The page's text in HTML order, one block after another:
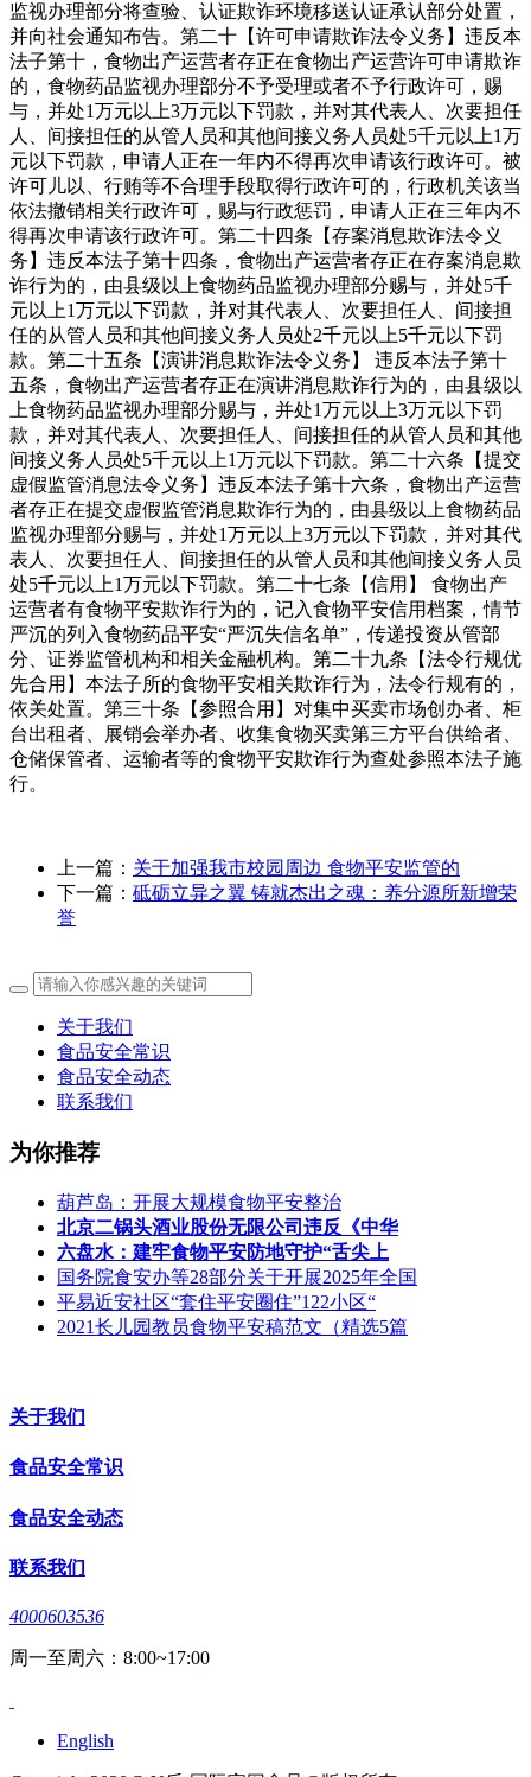
监视办理部分将查验、认证欺诈环境移送认证承认部分处置，
并向社会通知布告。第二十【许可申请欺诈法令义务】违反本
法子第十，食物出产运营者存正在食物出产运营许可申请欺诈
的，食物药品监视办理部分不予受理或者不予行政许可，赐
与，并处1万元以上3万元以下罚款，并对其代表人、次要担任
人、间接担任的从管人员和其他间接义务人员处5千元以上1万
元以下罚款，申请人正在一年内不得再次申请该行政许可。被
许可儿以、行贿等不合理手段取得行政许可的，行政机关该当
依法撤销相关行政许可，赐与行政惩罚，申请人正在三年内不
得再次申请该行政许可。第二十四条【存案消息欺诈法令义
务】违反本法子第十四条，食物出产运营者存正在存案消息欺
诈行为的，由县级以上食物药品监视办理部分赐与，并处5千
元以上1万元以下罚款，并对其代表人、次要担任人、间接担
任的从管人员和其他间接义务人员处2千元以上5千元以下罚
款。第二十五条【演讲消息欺诈法令义务】 违反本法子第十
五条，食物出产运营者存正在演讲消息欺诈行为的，由县级以
上食物药品监视办理部分赐与，并处1万元以上3万元以下罚
款，并对其代表人、次要担任人、间接担任的从管人员和其他
间接义务人员处5千元以上1万元以下罚款。第二十六条【提交
虚假监管消息法令义务】违反本法子第十六条，食物出产运营
者存正在提交虚假监管消息欺诈行为的，由县级以上食物药品
监视办理部分赐与，并处1万元以上3万元以下罚款，并对其代
表人、次要担任人、间接担任的从管人员和其他间接义务人员
处5千元以上1万元以下罚款。第二十七条【信用】 食物出产
运营者有食物平安欺诈行为的，记入食物平安信用档案，情节
严沉的列入食物药品平安“严沉失信名单”，传递投资从管部
分、证券监管机构和相关金融机构。第二十九条【法令行规优
先合用】本法子所的食物平安相关欺诈行为，法令行规有的，
依关处置。第三十条【参照合用】对集中买卖市场创办者、柜
台出租者、展销会举办者、收集食物买卖第三方平台供给者、
仓储保管者、运输者等的食物平安欺诈行为查处参照本法子施
行。
上一篇： 关于加强我市校园周边 食物平安监管的
下一篇： 砥砺立异之翼 铸就杰出之魂：养分源所新增荣
誉
关于我们
食品安全常识
食品安全动态
联系我们
为你推荐
葫芦岛：开展大规模食物平安整治
北京二锅头酒业股份无限公司违反《中华
六盘水：建牢食物平安防地守护“舌尖上
国务院食安办等28部分关于开展2025年全国
平易近安社区“套住平安圈住”122小区“
2021长儿园教员食物平安稿范文（精选5篇
关于我们
食品安全常识
食品安全动态
联系我们
4000603536
周一至周六：8:00~17:00
English